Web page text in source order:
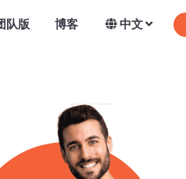
队版 博客 中文